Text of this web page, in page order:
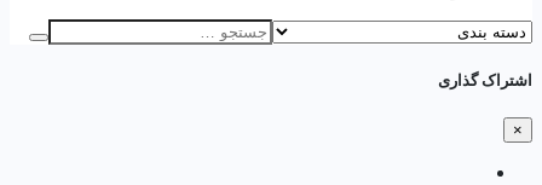
اشتراک گذاری
×